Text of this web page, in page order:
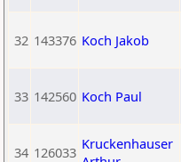
32 143376 Koch Jakob
33 142560 Koch Paul
34 126033 Kruckenhauser